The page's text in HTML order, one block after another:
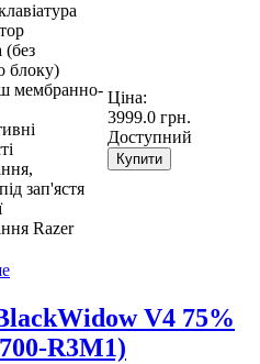
(без
блоку)
мембранно-
зап'ястя
Razer
Ціна:
3999.0 грн.
Доступний
Купити
V4 75%
R3M1)